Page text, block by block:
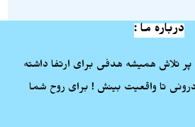
درباره ما :
تلاش همیشه هدفی برای ارتفا داشته
تا واقعیت بینش ! برای روح شما